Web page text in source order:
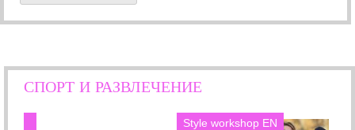
СПОРТ И РАЗВЛЕЧЕНИЕ
Style workshop EN